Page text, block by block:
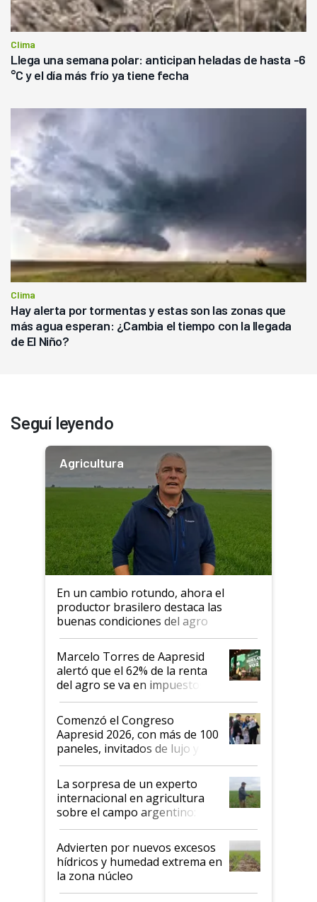
Clima
Llega una semana polar: anticipan heladas de hasta -6
°C y el día más frío ya tiene fecha
Clima
Hay alerta por tormentas y estas son las zonas que
más agua esperan: ¿Cambia el tiempo con la llegada
de El Niño?
Seguí leyendo
Agricultura
En un cambio rotundo, ahora el
productor brasilero destaca las
buenas condiciones del agro
argentino para invertir: "Los veo
más motivados"
Marcelo Torres de Aapresid
alertó que el 62% de la renta
del agro se va en impuestos:
"No es bueno que en
Argentina se sigan discutiendo
las mismas cosas de hace 50
años"
Comenzó el Congreso
Aapresid 2026, con más de 100
paneles, invitados de lujo y
todas las tendencias
La sorpresa de un experto
internacional en agricultura
sobre el campo argentino:
"Estoy muy impresionado"
Advierten por nuevos excesos
hídricos y humedad extrema en
la zona núcleo